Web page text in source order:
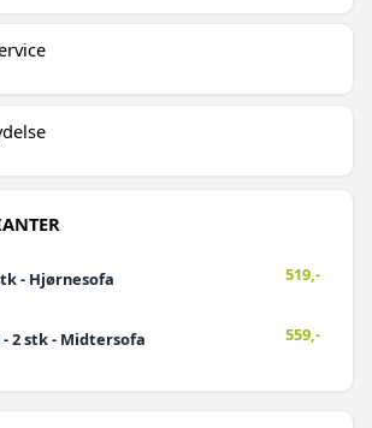
- Hjørnesofa 519,-
2 stk - Midtersofa 559,-